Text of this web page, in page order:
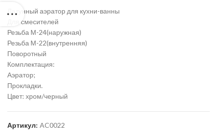
Латунный аэратор для кухни-ванны
Для смесителей
Резьба М-24(наружная)
Резьба М-22(внутренняя)
Поворотный
Комплектация:
Аэратор;
Прокладки.
Цвет: хром/черный
Артикул: AC0022